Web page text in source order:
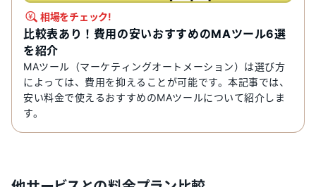
相場をチェック!
比較表あり！費用の安いおすすめのMAツール6選
を紹介
MAツール（マーケティングオートメーション）は選び方
によっては、費用を抑えることが可能です。本記事では、
安い料金で使えるおすすめのMAツールについて紹介しま
す。